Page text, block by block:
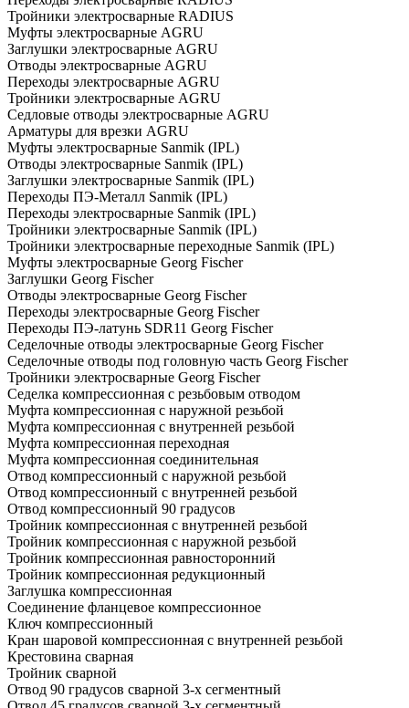
Тройники электросварные RADIUS
Муфты электросварные AGRU
Заглушки электросварные AGRU
Отводы электросварные AGRU
Переходы электросварные AGRU
Тройники электросварные AGRU
Седловые отводы электросварные AGRU
Арматуры для врезки AGRU
Муфты электросварные Sanmik (IPL)
Отводы электросварные Sanmik (IPL)
Заглушки электросварные Sanmik (IPL)
Переходы ПЭ-Металл Sanmik (IPL)
Переходы электросварные Sanmik (IPL)
Тройники электросварные Sanmik (IPL)
Тройники электросварные переходные Sanmik (IPL)
Муфты электросварные Georg Fischer
Заглушки Georg Fischer
Отводы электросварные Georg Fischer
Переходы электросварные Georg Fischer
Переходы ПЭ-латунь SDR11 Georg Fischer
Седелочные отводы электросварные Georg Fischer
Седелочные отводы под головную часть Georg Fischer
Тройники электросварные Georg Fischer
Седелка компрессионная с резьбовым отводом
Муфта компрессионная с наружной резьбой
Муфта компрессионная с внутренней резьбой
Муфта компрессионная переходная
Муфта компрессионная соединительная
Отвод компрессионный с наружной резьбой
Отвод компрессионный с внутренней резьбой
Отвод компрессионный 90 градусов
Тройник компрессионная с внутренней резьбой
Тройник компрессионная с наружной резьбой
Тройник компрессионная равносторонний
Тройник компрессионная редукционный
Заглушка компрессионная
Соединение фланцевое компрессионное
Ключ компрессионный
Кран шаровой компрессионная с внутренней резьбой
Крестовина сварная
Тройник сварной
Отвод 90 градусов сварной 3-х сегментный